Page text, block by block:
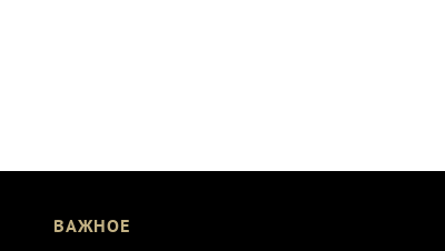
ВАЖНОЕ